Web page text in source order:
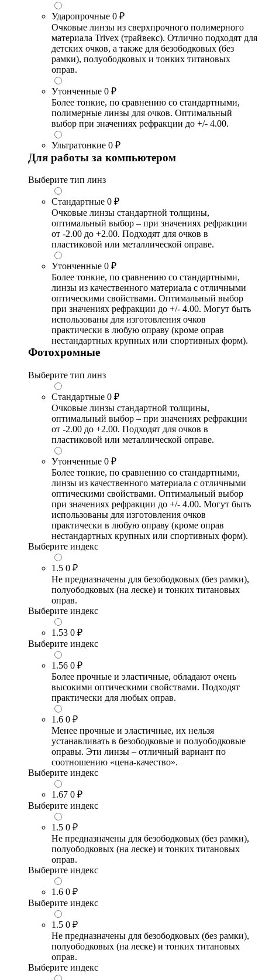
Ударопрочные 0 ₽
Очковые линзы из сверхпрочного полимерного
материала Trivex (трайвекс). Отлично подходят для
детских очков, а также для безободковых (без
рамки), полуободковых и тонких титановых
оправ.
Утонченные 0 ₽
Более тонкие, по сравнению со стандартными,
полимерные линзы для очков. Оптимальный
выбор при значениях рефракции до +/- 4.00.
Ультратонкие 0 ₽
Для работы за компьютером
Выберите тип линз
Стандартные 0 ₽
Очковые линзы стандартной толщины,
оптимальный выбор – при значениях рефракции
от -2.00 до +2.00. Подходят для очков в
пластиковой или металлической оправе.
Утонченные 0 ₽
Более тонкие, по сравнению со стандартными,
линзы из качественного материала с отличными
оптическими свойствами. Оптимальный выбор
при значениях рефракции до +/- 4.00. Могут быть
использованы для изготовления очков
практически в любую оправу (кроме оправ
нестандартных крупных или спортивных форм).
Фотохромные
Выберите тип линз
Стандартные 0 ₽
Очковые линзы стандартной толщины,
оптимальный выбор – при значениях рефракции
от -2.00 до +2.00. Подходят для очков в
пластиковой или металлической оправе.
Утонченные 0 ₽
Более тонкие, по сравнению со стандартными,
линзы из качественного материала с отличными
оптическими свойствами. Оптимальный выбор
при значениях рефракции до +/- 4.00. Могут быть
использованы для изготовления очков
практически в любую оправу (кроме оправ
нестандартных крупных или спортивных форм).
Выберите индекс
1.5 0 ₽
Не предназначены для безободковых (без рамки),
полуободковых (на леске) и тонких титановых
оправ.
Выберите индекс
1.53 0 ₽
Выберите индекс
1.56 0 ₽
Более прочные и эластичные, обладают очень
высокими оптическими свойствами. Подходят
практически для любых оправ.
1.6 0 ₽
Менее прочные и эластичные, их нельзя
устанавливать в безободковые и полуободковые
оправы. Эти линзы – отличный вариант по
соотношению «цена-качество».
Выберите индекс
1.67 0 ₽
Выберите индекс
1.5 0 ₽
Не предназначены для безободковых (без рамки),
полуободковых (на леске) и тонких титановых
оправ.
Выберите индекс
1.6 0 ₽
Выберите индекс
1.5 0 ₽
Не предназначены для безободковых (без рамки),
полуободковых (на леске) и тонких титановых
оправ.
Выберите индекс